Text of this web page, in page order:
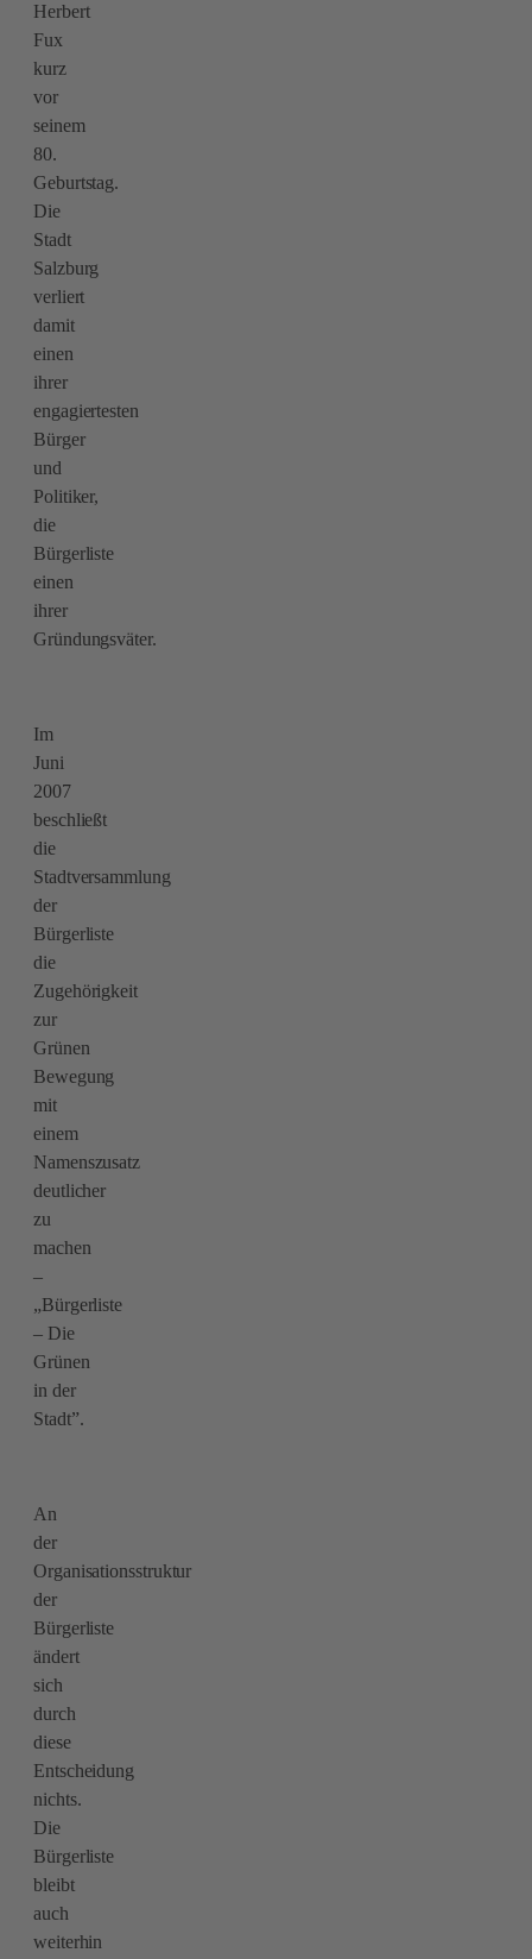
Herbert
Fux
kurz
vor
seinem
80.
Geburtstag.
Die
Stadt
Salzburg
verliert
damit
einen
ihrer
engagiertesten
Bürger
und
Politiker,
die
Bürgerliste
einen
ihrer
Gründungsväter.
Im
Juni
2007
beschließt
die
Stadtversammlung
der
Bürgerliste
die
Zugehörigkeit
zur
Grünen
Bewegung
mit
einem
Namenszusatz
deutlicher
zu
machen
–
„Bürgerliste
– Die
Grünen
in der
Stadt”.
An
der
Organisationsstruktur
der
Bürgerliste
ändert
sich
durch
diese
Entscheidung
nichts.
Die
Bürgerliste
bleibt
auch
weiterhin